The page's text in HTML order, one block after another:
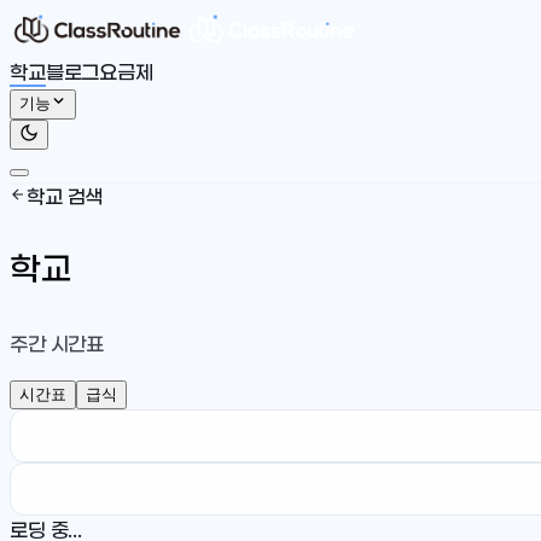
학교블로그요금제
기능
학교 검색
학교
주간 시간표
시간표 급식
로딩 중...